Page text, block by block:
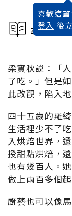
喜歡這
登入 後
本文出自
梁實秋說：「
了吃。」但是
此改觀，陷入
四十五歲的羅
生活裡少不了
入烘焙世界，
授甜點烘焙，
也有幾百人。
做上兩百多個
廚藝也可以像